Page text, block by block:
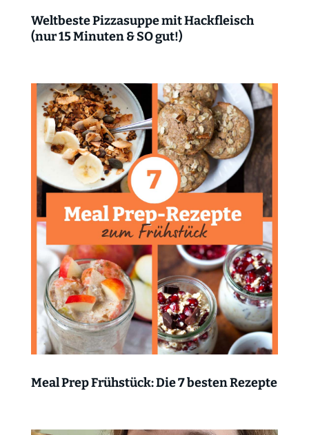
Weltbeste Pizzasuppe mit Hackfleisch
(nur 15 Minuten & SO gut!)
Meal Prep Frühstück: Die 7 besten Rezepte